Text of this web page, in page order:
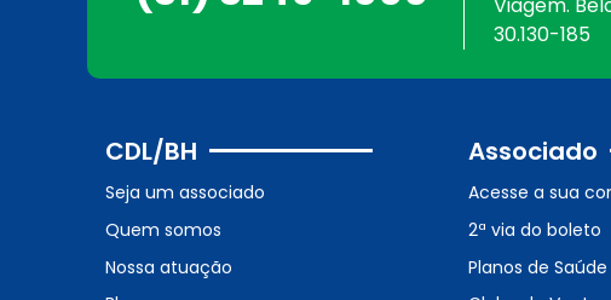
30.130-185
CDL/BH
Seja um associado
Quem somos
Nossa atuação
Associado
Acesse a sua
2ª via do boleto
Planos de Saúde